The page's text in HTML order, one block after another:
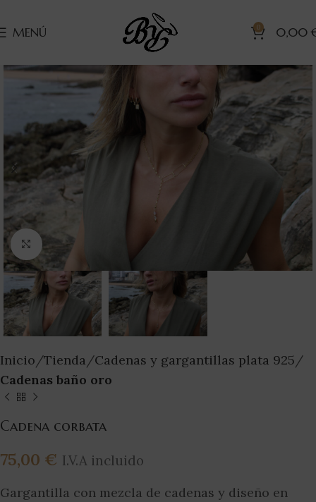
MENÚ 0 0,00
Clic para ampliar
Inicio Tienda
Cadenas y gargantillas plata 925
Cadenas baño oro
Cadena corbata
75,00 € I.V.A incluido
Gargantilla con mezcla de cadenas y diseño en